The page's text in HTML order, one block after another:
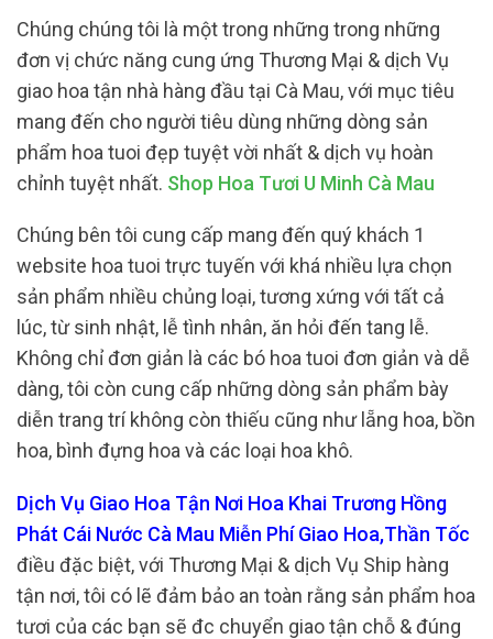
Chúng chúng tôi là một trong những trong những
đơn vị chức năng cung ứng Thương Mại & dịch Vụ
giao hoa tận nhà hàng đầu tại Cà Mau, với mục tiêu
mang đến cho người tiêu dùng những dòng sản
phẩm hoa tuoi đẹp tuyệt vời nhất & dịch vụ hoàn
chỉnh tuyệt nhất. Shop Hoa Tươi U Minh Cà Mau
Chúng bên tôi cung cấp mang đến quý khách 1
website hoa tuoi trực tuyến với khá nhiều lựa chọn
sản phẩm nhiều chủng loại, tương xứng với tất cả
lúc, từ sinh nhật, lễ tình nhân, ăn hỏi đến tang lễ.
Không chỉ đơn giản là các bó hoa tuoi đơn giản và dễ
dàng, tôi còn cung cấp những dòng sản phẩm bày
diễn trang trí không còn thiếu cũng như lẵng hoa, bồn
hoa, bình đựng hoa và các loại hoa khô.
Dịch Vụ Giao Hoa Tận Nơi Hoa Khai Trương Hồng
Phát Cái Nước Cà Mau Miễn Phí Giao Hoa,Thần Tốc
điều đặc biệt, với Thương Mại & dịch Vụ Ship hàng
tận nơi, tôi có lẽ đảm bảo an toàn rằng sản phẩm hoa
tươi của các bạn sẽ đc chuyển giao tận chỗ & đúng